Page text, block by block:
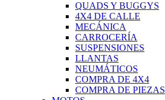
QUADS Y BUGGYS
4X4 DE CALLE
MECÁNICA
CARROCERÍA
SUSPENSIONES
LLANTAS
NEUMÁTICOS
COMPRA DE 4X4
COMPRA DE PIEZAS